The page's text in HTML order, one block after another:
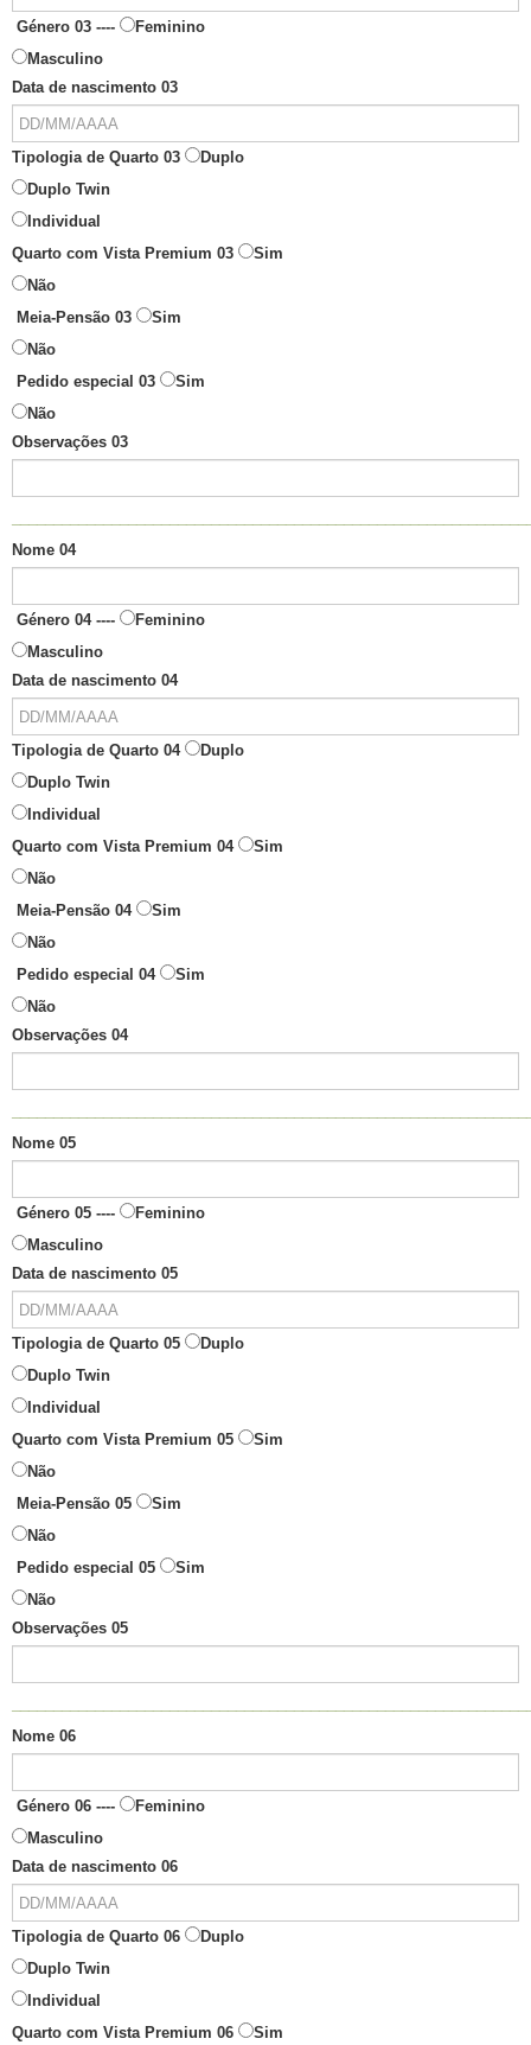
Género 03 ----
Feminino
Masculino
Data de nascimento 03
Tipologia de Quarto 03
Duplo
Duplo Twin
Individual
Quarto com Vista Premium 03
Sim
Não
Meia-Pensão 03
Sim
Não
Pedido especial 03
Sim
Não
Observações 03
Nome 04
Género 04 ----
Feminino
Masculino
Data de nascimento 04
Tipologia de Quarto 04
Duplo
Duplo Twin
Individual
Quarto com Vista Premium 04
Sim
Não
Meia-Pensão 04
Sim
Não
Pedido especial 04
Sim
Não
Observações 04
Nome 05
Género 05 ----
Feminino
Masculino
Data de nascimento 05
Tipologia de Quarto 05
Duplo
Duplo Twin
Individual
Quarto com Vista Premium 05
Sim
Não
Meia-Pensão 05
Sim
Não
Pedido especial 05
Sim
Não
Observações 05
Nome 06
Género 06 ----
Feminino
Masculino
Data de nascimento 06
Tipologia de Quarto 06
Duplo
Duplo Twin
Individual
Quarto com Vista Premium 06
Sim